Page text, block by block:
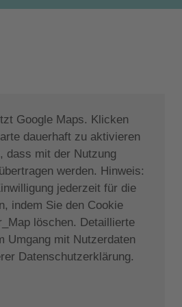
Lavendel bietet privaten
auch ein kurzes Bad im Meer
willkommene Option. Ein
Parkplätze stehen auf dem
selbstverständlich auch
Urlaub in diesem
Google Maps. Klicken
dauerhaft zu aktivieren
dass mit der Nutzung
werden. Hinweis:
jederzeit für die
indem Sie den Cookie
löschen. Detaillierte
Umgang mit Nutzerdaten
Datenschutzerklärung.